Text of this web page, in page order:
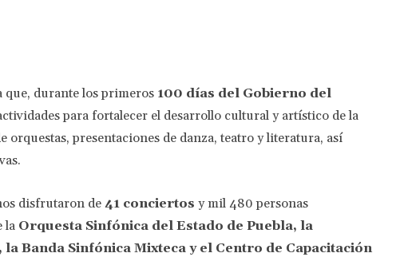
durante los primeros 100 días del Gobierno del
para fortalecer el desarrollo cultural y artístico de la
presentaciones de danza, teatro y literatura, así
disfrutaron de 41 conciertos y mil 480 personas
la Orquesta Sinfónica del Estado de Puebla, la
Banda Sinfónica Mixteca y el Centro de Capacitación